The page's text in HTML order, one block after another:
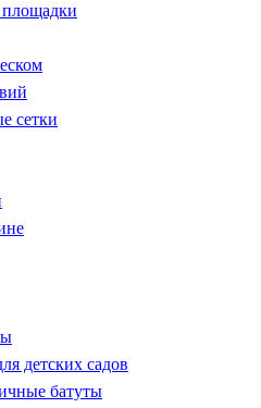
площадки
сетки
детских садов
батуты